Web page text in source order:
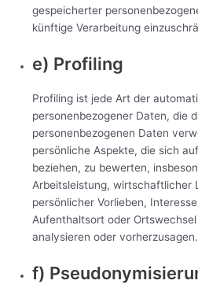
gespeicherter
künftige Verarbeitung
e) Profiling
Profiling ist jede Art der
personenbezogener Daten, die
personenbezogenen Daten
persönliche Aspekte, die sich
beziehen, zu bewerten,
Arbeitsleistung, wirtschaftlicher
persönlicher Vorlieben,
Aufenthaltsort oder
analysieren oder vorherzusagen.
f)